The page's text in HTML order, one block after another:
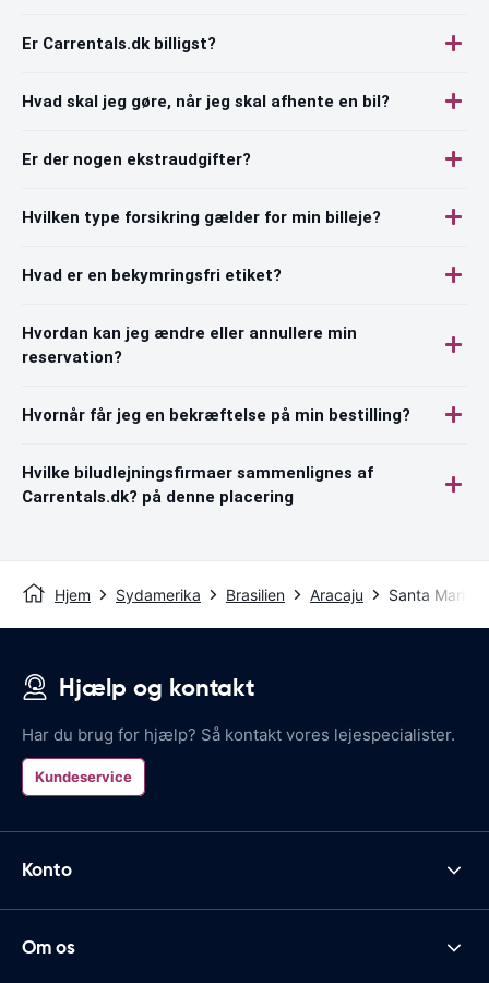
Er Carrentals.dk billigst?
Hvad skal jeg gøre, når jeg skal afhente en bil?
Er der nogen ekstraudgifter?
Hvilken type forsikring gælder for min billeje?
Hvad er en bekymringsfri etiket?
Hvordan kan jeg ændre eller annullere min
reservation?
Hvornår får jeg en bekræftelse på min bestilling?
Hvilke biludlejningsfirmaer sammenlignes af
Carrentals.dk? på denne placering
Hjem Sydamerika Brasilien Aracaju Santa Maria
Hjælp og kontakt
Har du brug for hjælp? Så kontakt vores lejespecialister.
Kundeservice
Konto
Om os